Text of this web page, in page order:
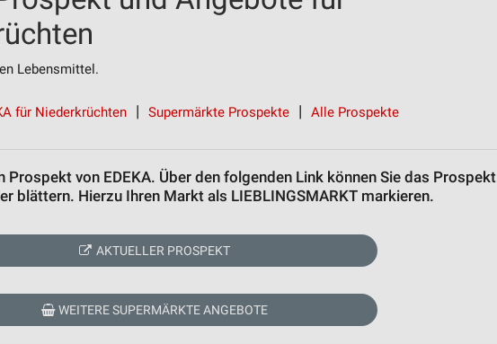
Lebensmittel.
für Niederkrüchten Supermärkte Prospekte Alle Prospekte
Prospekt von EDEKA. Über den folgenden Link können Sie das Prospekt
blättern. Hierzu Ihren Markt als LIEBLINGSMARKT markieren.
AKTUELLER PROSPEKT
WEITERE SUPERMÄRKTE ANGEBOTE